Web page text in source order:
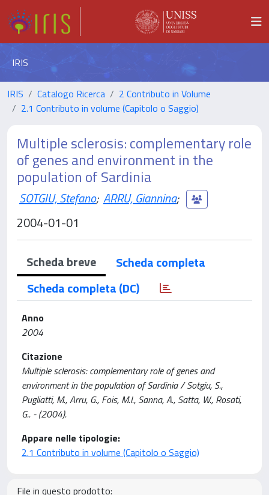
IRIS
IRIS Catalogo Ricerca
2 Contributo in Volume
2.1 Contributo in volume (Capitolo o Saggio)
Multiple sclerosis: complementary role
of genes and environment in the
population of Sardinia
SOTGIU, Stefano; ARRU, Giannina;
2004-01-01
Scheda breve
Scheda completa
Scheda completa (DC)
Anno
2004
Citazione
Multiple sclerosis: complementary role of genes and
environment in the population of Sardinia / Sotgiu, S.,
Pugliatti, M., Arru, G., Fois, M.l., Sanna, A., Satta, W., Rosati,
G.. - (2004).
Appare nelle tipologie:
2.1 Contributo in volume (Capitolo o Saggio)
File in questo prodotto: